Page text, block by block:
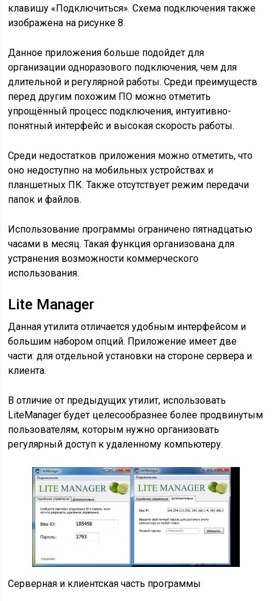
клавишу «Подключиться». Схема подключения также
изображена на рисунке 8.
Данное приложения больше подойдет для
организации одноразового подключения, чем для
длительной и регулярной работы. Среди преимуществ
перед другим похожим ПО можно отметить
упрощённый процесс подключения, интуитивно-
понятный интерфейс и высокая скорость работы.
Среди недостатков приложения можно отметить, что
оно недоступно на мобильных устройствах и
планшетных ПК. Также отсутствует режим передачи
папок и файлов.
Использование программы ограничено пятнадцатью
часами в месяц. Такая функция организована для
устранения возможности коммерческого
использования.
Lite Manager
Данная утилита отличается удобным интерфейсом и
большим набором опций. Приложение имеет две
части: для отдельной установки на стороне сервера и
клиента.
В отличие от предыдущих утилит, использовать
LiteManager будет целесообразнее более продвинутым
пользователям, которым нужно организовать
регулярный доступ к удаленному компьютеру.
Серверная и клиентская часть программы